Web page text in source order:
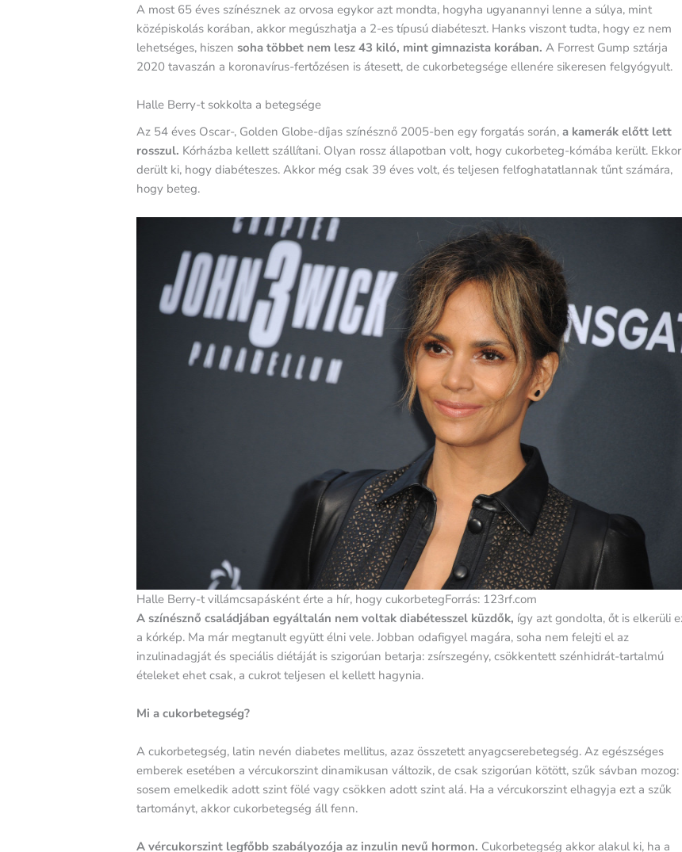
A most 65 éves színésznek az orvosa egykor azt mondta, hogyha ugyanannyi lenne a súlya, mint
középiskolás korában, akkor megúszhatja a 2-es típusú diabéteszt. Hanks viszont tudta, hogy ez nem
lehetséges, hiszen soha többet nem lesz 43 kiló, mint gimnazista korában. A Forrest Gump sztárja
2020 tavaszán a koronavírus-fertőzésen is átesett, de cukorbetegsége ellenére sikeresen felgyógyult.
Halle Berry-t sokkolta a betegsége
Az 54 éves Oscar-, Golden Globe-díjas színésznő 2005-ben egy forgatás során,a kamerák előtt lett
rosszul. Kórházba kellett szállítani. Olyan rossz állapotban volt, hogy cukorbeteg-kómába került. Ekkor
derült ki, hogy diabéteszes. Akkor még csak 39 éves volt, és teljesen felfoghatatlannak tűnt számára,
hogy beteg.
Halle Berry-t villámcsapásként érte a hír, hogy cukorbetegForrás: 123rf.com
A színésznő családjában egyáltalán nem voltak diabétesszel küzdők, így azt gondolta, őt is elkerüli
a kórkép. Ma már megtanult együtt élni vele. Jobban odafigyel magára, soha nem felejti el az
inzulinadagját és speciális diétáját is szigorúan betarja: zsírszegény, csökkentett szénhidrát-tartalmú
ételeket ehet csak, a cukrot teljesen el kellett hagynia.
Mi a cukorbetegség?
A cukorbetegség, latin nevén diabetes mellitus, azaz összetett anyagcserebetegség. Az egészséges
emberek esetében a vércukorszint dinamikusan változik, de csak szigorúan kötött, szűk sávban mozog:
sosem emelkedik adott szint fölé vagy csökken adott szint alá. Ha a vércukorszint elhagyja ezt a szűk
tartományt, akkor cukorbetegség áll fenn.
A vércukorszint legfőbb szabályozója az inzulin nevű hormon. Cukorbetegség akkor alakul ki, ha a